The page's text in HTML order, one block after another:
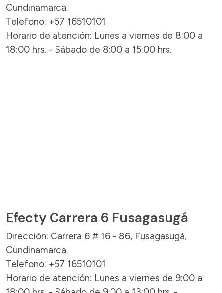
Cundinamarca.
Telefono: +57 16510101
Horario de atención: Lunes a viernes de 8:00 a
18:00 hrs. - Sábado de 8:00 a 15:00 hrs.
Efecty Carrera 6 Fusagasugá
Dirección: Carrera 6 # 16 - 86, Fusagasugá,
Cundinamarca.
Telefono: +57 16510101
Horario de atención: Lunes a viernes de 9:00 a